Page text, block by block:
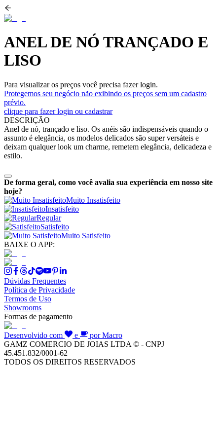
ANEL DE NÓ TRANÇADO E
LISO
Para visualizar os preços você precisa fazer login.
Protegemos seu negócio não exibindo os preços sem um cadastro
prévio.
clique para fazer login ou cadastrar
DESCRIÇÃO
Anel de nó, trançado e liso. Os anéis são indispensáveis quando o
assunto é elegância, os modelos delicados são super versáteis e
deixam qualquer look um charme, remetem elegância, delicadeza e
estilo.
De forma geral, como você avalia sua experiência em nosso site
hoje?
Muito Insatisfeito
Insatisfeito
Regular
Satisfeito
Muito Satisfeito
BAIXE O APP:
Dúvidas Frequentes
Política de Privacidade
Termos de Uso
Showrooms
Formas de pagamento
Desenvolvido com e
por Macro
GAMZ COMERCIO DE JOIAS LTDA © - CNPJ
45.451.832/0001-62
TODOS OS DIREITOS RESERVADOS